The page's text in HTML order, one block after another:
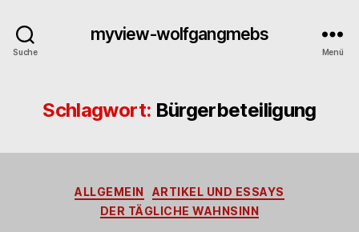
Suche
myview-wolfgangmebs
Menü
Schlagwort: Bürgerbeteiligung
Kategorien
ALLGEMEIN
ARTIKEL UND ESSAYS
DER TÄGLICHE WAHNSINN